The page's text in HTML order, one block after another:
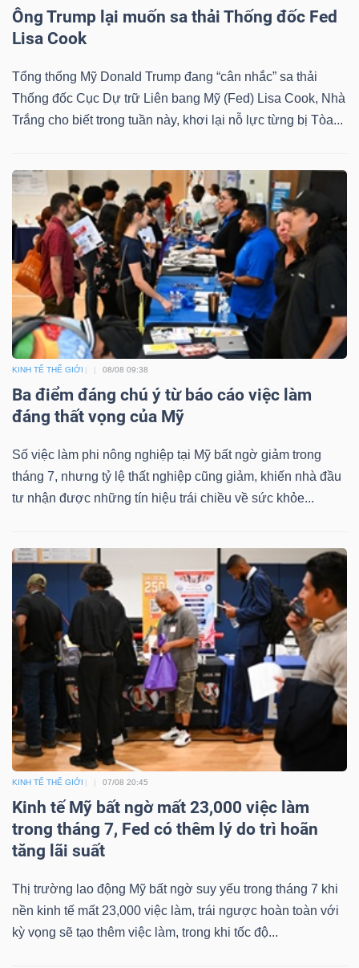
Ông Trump lại muốn sa thải Thống đốc Fed
Lisa Cook
Tổng thống Mỹ Donald Trump đang “cân nhắc” sa thải
Thống đốc Cục Dự trữ Liên bang Mỹ (Fed) Lisa Cook, Nhà
Trắng cho biết trong tuần này, khơi lại nỗ lực từng bị Tòa...
KINH TẾ THẾ GIỚI 08/08 09:38
Ba điểm đáng chú ý từ báo cáo việc làm
đáng thất vọng của Mỹ
Số việc làm phi nông nghiệp tại Mỹ bất ngờ giảm trong
tháng 7, nhưng tỷ lệ thất nghiệp cũng giảm, khiến nhà đầu
tư nhận được những tín hiệu trái chiều về sức khỏe...
KINH TẾ THẾ GIỚI 07/08 20:45
Kinh tế Mỹ bất ngờ mất 23,000 việc làm
trong tháng 7, Fed có thêm lý do trì hoãn
tăng lãi suất
Thị trường lao động Mỹ bất ngờ suy yếu trong tháng 7 khi
nền kinh tế mất 23,000 việc làm, trái ngược hoàn toàn với
kỳ vọng sẽ tạo thêm việc làm, trong khi tốc độ...
ÍCH
BẤT
ĐỘNG
chứng
khoán
(-)
Tất cả Cổ phiếu Chỉ số Chứng chỉ quỹ
Lãnh
đạo
(-)
Tất cả Người nội bộ Người liên quan
Tin
tức
Bài
viết
của
tác
giả
Báo
cáo
phân
tích
ngữ
(-)